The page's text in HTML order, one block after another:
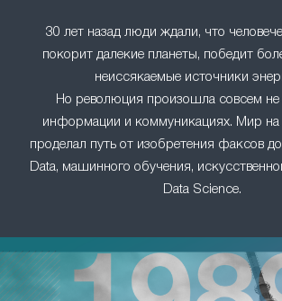
30 лет назад люди ждали, что
покорит далекие планеты, победит
неиссякаемые источники
Но революция произошла совсем не
информации и коммуникациях. Мир на
проделал путь от изобретения факсов
Data, машинного обучения,
Data Science.